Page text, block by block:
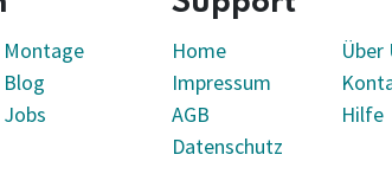
Montage
Blog
Jobs
Home
Impressum
AGB
Datenschutz
Über
Hilfe